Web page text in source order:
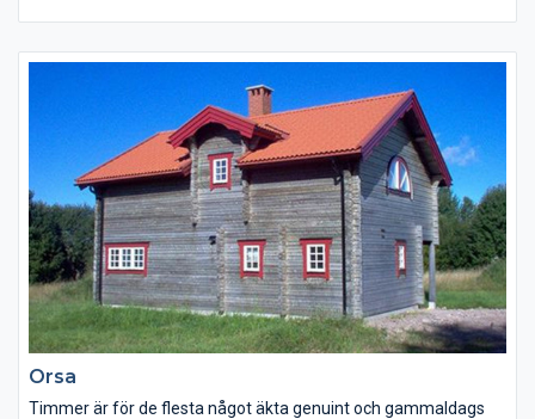
för dig och kommande generationer. Att bygga i timmer ger
ökat utrymme för egna idéer vår tillverkning är inte bunden av
färdiga element eller serieproduktion – så ändra gärna. Vi
bygger också efter beställarens ritning eller omarbetar våra
standardtyper enligt önskemål.
Orsa
Timmer är för de flesta något äkta genuint och gammaldags